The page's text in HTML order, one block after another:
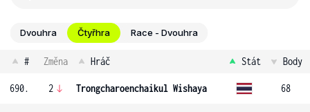
Dvouhra Čtyřhra Race - Dvouhra
# Změna Hráč Stát Body
690. 2 Trongcharoenchaikul Wishaya 68